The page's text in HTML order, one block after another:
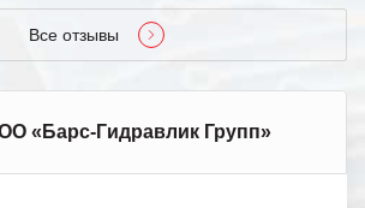
Все отзывы
«Барс-Гидравлик Групп»